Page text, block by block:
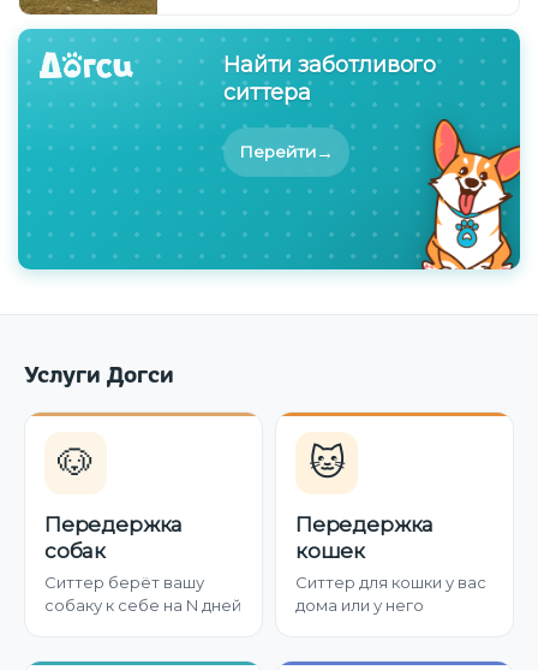
Найти заботливого
ситтера
Перейти→
Услуги Догси
🐶
Передержка
собак
Ситтер берёт вашу
собаку к себе на N дней
🐱
Передержка
кошек
Ситтер для кошки у вас
дома или у него